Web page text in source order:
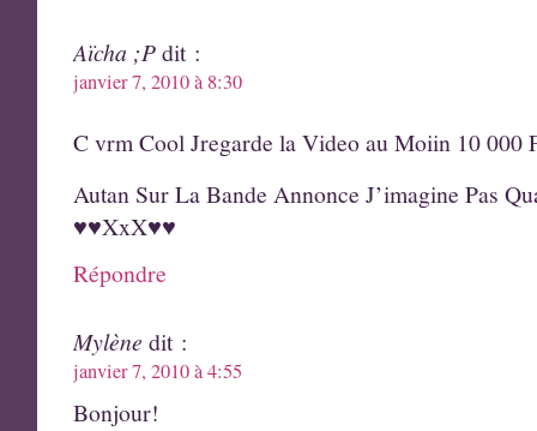
Aïcha ;Pdit :
janvier 7, 2010 à 8:30
C vrm Cool Jregarde la Video au Moiin 10 000
Autan Sur La Bande Annonce J’imagine Pas
♥♥XxX♥♥
Répondre
Mylène dit :
janvier 7, 2010 à 4:55
Bonjour!